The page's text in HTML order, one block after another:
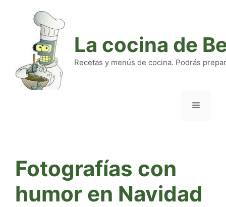
La cocina de
Recetas y menús de cocina. Podrás
Fotografías con
humor en Navidad